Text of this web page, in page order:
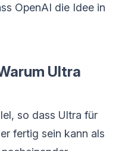
OpenAI die Idee in
Ultra
so dass Ultra für
fertig sein kann als